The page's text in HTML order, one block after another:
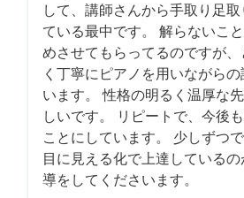
して、講師さんから手取り足
ている最中です。 解らないこ
めさせてもらってるのですが
く丁寧にピアノを用いながら
います。 性格の明るく温厚な
しいです。 リピートで、今後
ことにしています。 少しずつ
目に見える化で上達している
導をしてくださいます。